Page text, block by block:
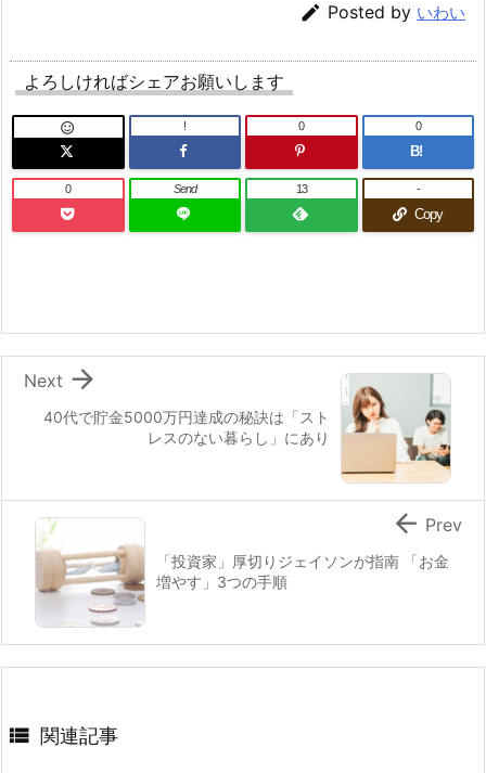
 Posted by いわい
よろしければシェアお願いします
 ! 0
B!
0
0 Send 13
Copy
-
40代で貯金5000万円達成の秘訣は「スト
レスのない暮らし」にあり

Next
「投資家」厚切りジェイソンが指南 「お金
増やす」3つの手順
 Prev
 関連記事